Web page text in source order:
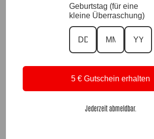
ShirtBluse Donna Black |Gr. UNI 36-44/46|, Anr.: 4004
Ausverkauft
Geburtstag (für eine
kleine Überraschung)
5 € Gutschein erhalten
Jederzeit abmeldbar.